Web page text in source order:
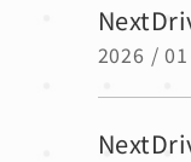
2026 /